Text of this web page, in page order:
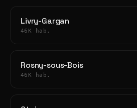
Livry-Gargan
46K hab.
Rosny-sous-Bois
46K hab.